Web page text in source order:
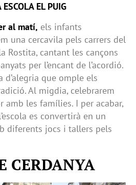
EL PUIG
al matí, els infants
una cercavila pels carrers del
Rostita, cantant les cançons
per l’encant de l’acordió.
que omple els
Al migdia, celebrarem
amb les famílies. I per acabar,
es convertirà en un
diferents jocs i tallers pels
CERDANYA